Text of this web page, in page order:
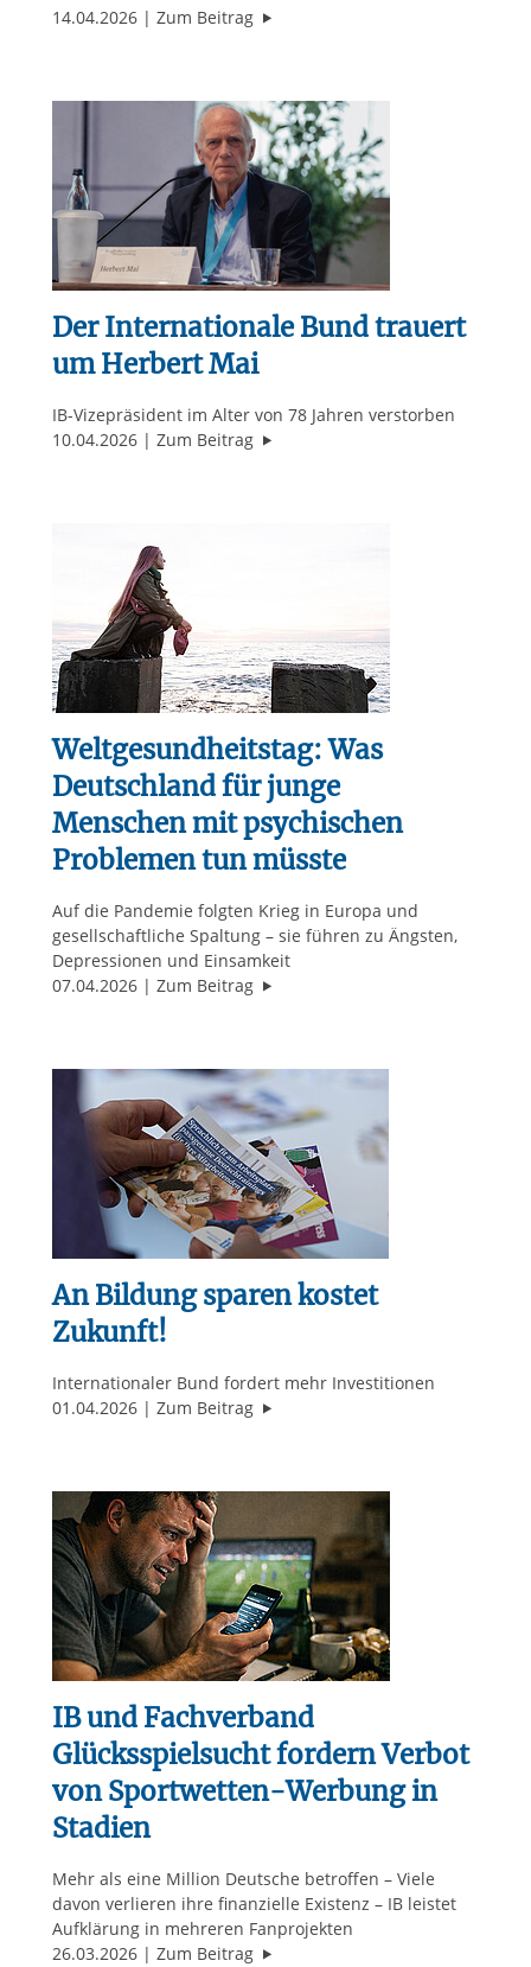
14.04.2026
Zum Beitrag "Culcha Candela, Hans-Joachim
Der Internationale Bund trauert
um Herbert Mai
IB-Vizepräsident im Alter von 78 Jahren verstorben
10.04.2026
Zum Beitrag "Der Internationale Bund trauert
Weltgesundheitstag: Was
Deutschland für junge
Menschen mit psychischen
Problemen tun müsste
Auf die Pandemie folgten Krieg in Europa und
gesellschaftliche Spaltung – sie führen zu Ängsten,
Depressionen und Einsamkeit
07.04.2026
Zum Beitrag "Weltgesundheitstag: Was
An Bildung sparen kostet
Zukunft!
Internationaler Bund fordert mehr Investitionen
01.04.2026
Zum Beitrag "An Bildung sparen kostet
IB und Fachverband
Glücksspielsucht fordern Verbot
von Sportwetten-Werbung in
Stadien
Mehr als eine Million Deutsche betroffen – Viele
davon verlieren ihre finanzielle Existenz – IB leistet
Aufklärung in mehreren Fanprojekten
26.03.2026
Zum Beitrag "IB und Fachverband